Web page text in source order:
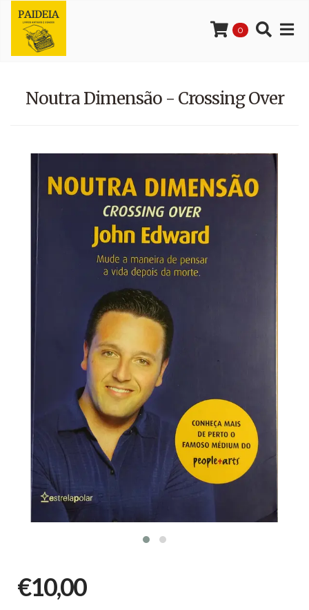
0
Noutra Dimensão - Crossing Over
€10,00